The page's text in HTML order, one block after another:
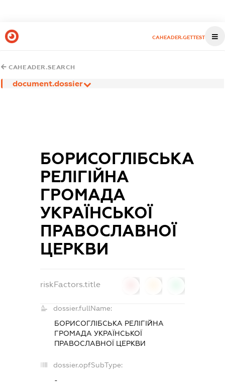
CAHEADER.GETTEST
CAHEADER.SEARCH
document.dossier
БОРИСОГЛІБСЬКА
РЕЛІГІЙНА
ГРОМАДА
УКРАЇНСЬКОЇ
ПРАВОСЛАВНОЇ
ЦЕРКВИ
riskFactors.title
dossier.fullName:
БОРИСОГЛІБСЬКА РЕЛІГІЙНА
ГРОМАДА УКРАЇНСЬКОЇ
ПРАВОСЛАВНОЇ ЦЕРКВИ
dossier.opfSubType:
-